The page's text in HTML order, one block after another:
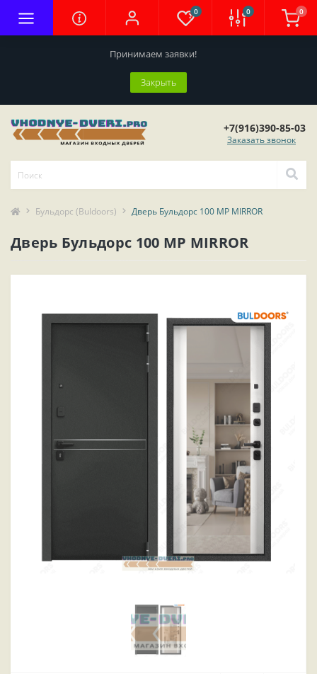
Принимаем заявки!
Закрыть
0 0 0
+7(916)390-85-03
Заказать звонок
Бульдорс (Buldoors) Дверь Бульдорс 100 MP MIRROR
Дверь Бульдорс 100 MP MIRROR